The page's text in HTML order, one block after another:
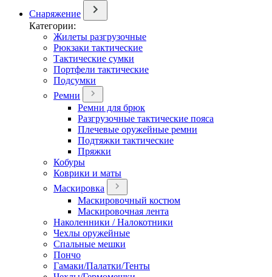
Снаряжение
Категории:
Жилеты разгрузочные
Рюкзаки тактические
Тактические сумки
Портфели тактические
Подсумки
Ремни
Ремни для брюк
Разгрузочные тактические пояса
Плечевые оружейные ремни
Подтяжки тактические
Пряжки
Кобуры
Коврики и маты
Маскировка
Маскировочный костюм
Маскировочная лента
Наколенники / Налокотники
Чехлы оружейные
Спальные мешки
Пончо
Гамаки/Палатки/Тенты